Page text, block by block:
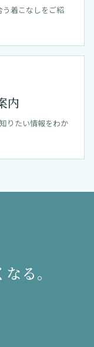
う着こなしをご紹
内
りたい情報をわか
る。